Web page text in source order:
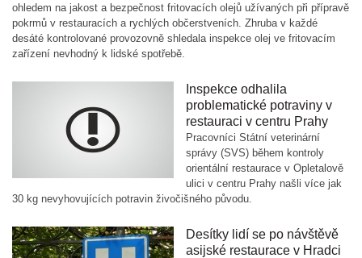
ohledem na jakost a bezpečnost fritovacích olejů užívaných při přípravě
pokrmů v restauracích a rychlých občerstveních. Zhruba v každé
desáté kontrolované provozovně shledala inspekce olej ve fritovacím
zařízení nevhodný k lidské spotřebě.
Inspekce odhalila
problematické potraviny v
restauraci v centru Prahy
Pracovníci Státní veterinární
správy (SVS) během kontroly
orientální restaurace v Opletalově
ulici v centru Prahy našli více jak
30 kg nevyhovujících potravin živočišného původu.
Desítky lidí se po návštěvě
asijské restaurace v Hradci